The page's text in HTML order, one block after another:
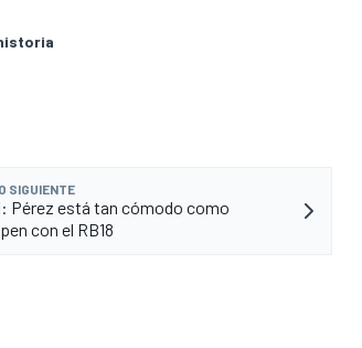
SIGUIENTE
Pérez está tan cómodo como
con el RB18